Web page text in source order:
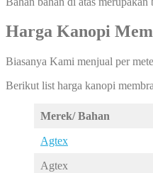
Harga Kanopi
Biasanya Kami menjual per
Berikut list harga kanopi
Merek/ Bahan
Agtex
Agtex